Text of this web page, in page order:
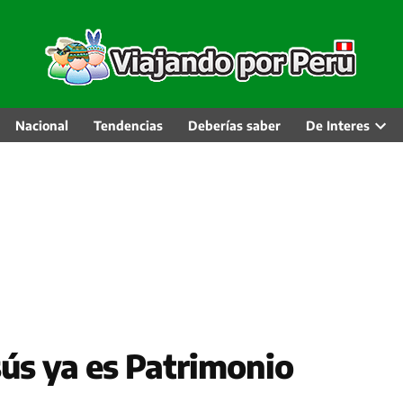
Nacional Tendencias Deberías saber De Interes
ya es Patrimonio